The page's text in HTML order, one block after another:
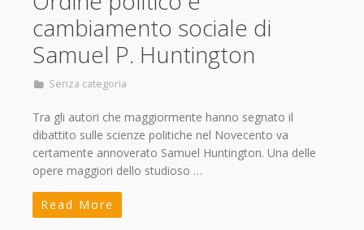
cambiamento sociale di
Samuel P. Huntington
Senza categoria
Tra gli autori che maggiormente hanno segnato il
dibattito sulle scienze politiche nel Novecento va
certamente annoverato Samuel Huntington. Una delle
opere maggiori dello studioso …
Read More